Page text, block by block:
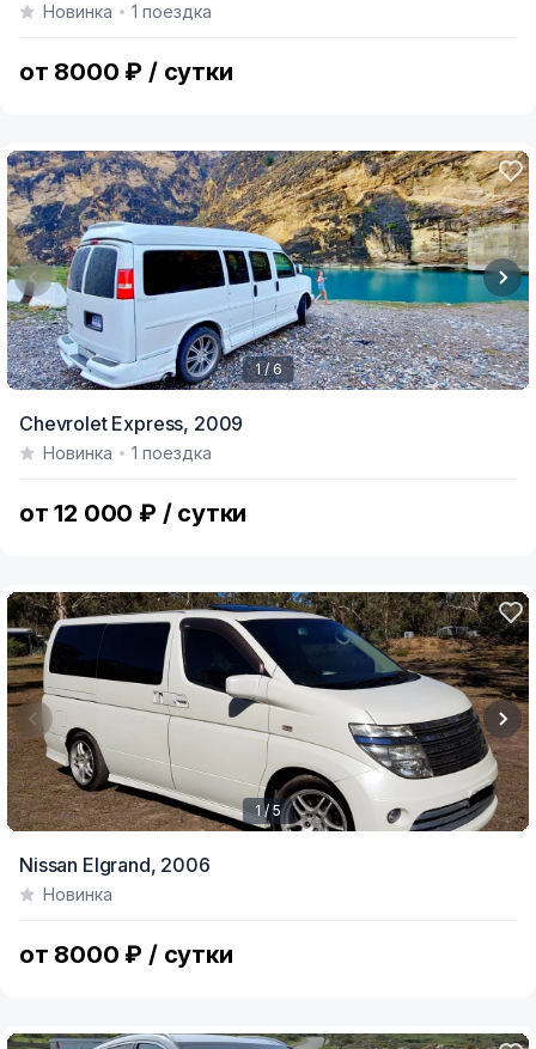
of
Новинка
1 поездка
от 8000 ₽ / сутки
of
1 / 6
Chevrolet Express, 2009
Новинка 1 поездка
от 12 000 ₽ / сутки
of
1 / 5
Nissan Elgrand, 2006
Новинка
от 8000 ₽ / сутки